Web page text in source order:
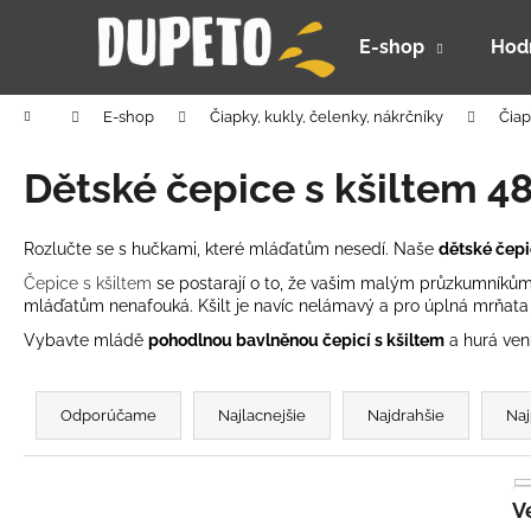
E-shop
Domov E-shop Čiapky, kukly, čelenky, nákrčníky
Dětské čepice s kšiltem
Rozlučte se s hučkami, které mláďatům nesedí. Naše dětské
Čepice s kšiltem se postarají o to, že vašim malým
mláďatům nenafouká. Kšilt je navíc nelámavý a pro úplná
Vybavte mládě pohodlnou bavlněnou čepicí s kšiltem a hurá
R
d
Odporúčame Najlacnejšie Najdrahšie
í
Späť
do
Späť
do